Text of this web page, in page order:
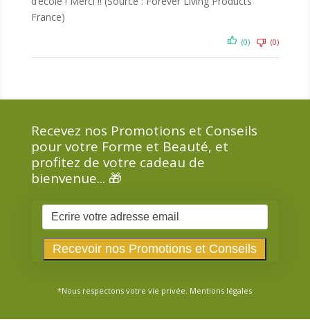
France)
(0) (0)
Recevez nos Promotions et Conseils
pour votre Forme et Beauté, et
profitez de votre cadeau de
bienvenue... 🎁
*Nous respectons votre vie privée. Mentions légales